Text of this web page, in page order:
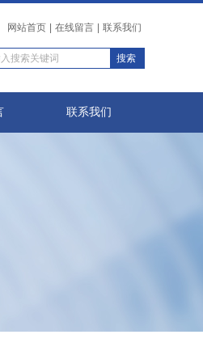
网站首页 在线留言 联系我们
联系我们